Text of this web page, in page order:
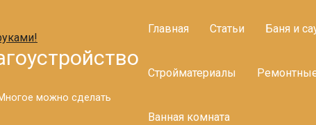
Многое можно сделать
Главная Статьи Баня и
Стройматериалы
Ванная комната